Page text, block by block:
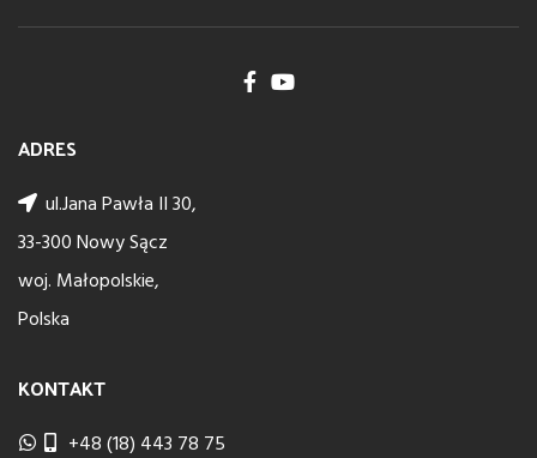
ADRES
ul.Jana Pawła II 30,
33-300 Nowy Sącz
woj. Małopolskie,
Polska
KONTAKT
+48 (18) 443 78 75